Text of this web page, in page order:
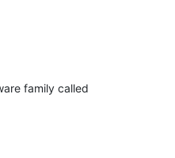
family called